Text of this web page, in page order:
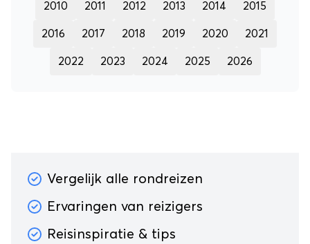
2010 2011 2012 2013 2014 2015
2016 2017 2018 2019 2020 2021
2022 2023 2024 2025 2026
Vergelijk alle rondreizen
Ervaringen van reizigers
Reisinspiratie & tips